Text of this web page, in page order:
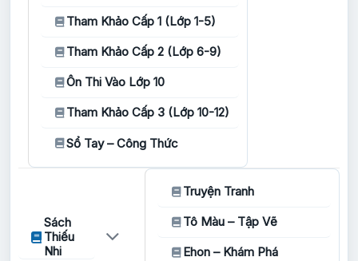
Tham Khảo Cấp 1 (Lớp 1-5)
Tham Khảo Cấp 2 (Lớp 6-9)
Ôn Thi Vào Lớp 10
Tham Khảo Cấp 3 (Lớp 10-12)
Sổ Tay – Công Thức
Sách
Thiếu
Nhi
Truyện Tranh
Tô Màu – Tập Vẽ
Ehon – Khám Phá